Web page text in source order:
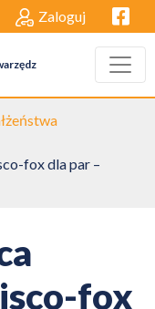
Zaloguj
fox dla par –
fox